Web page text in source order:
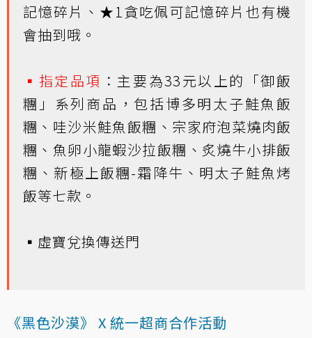
記憶碎片、★1貪吃佩可記憶碎片也有機
會抽到哦。
▪指定品項 ：主要為33元以上的「御飯
糰」系列商品，包括博多明太子鮭魚飯
糰、哇沙米鮭魚飯糰、宗家府泡菜燒肉飯
糰、魚卵小龍蝦沙拉飯糰、炙燒牛小排飯
糰、新極上飯糰-霜降牛、明太子鮭魚烤
飯等七款。
▪虛寶兌換傳送門
《黑色沙漠》 X 統一超商合作活動